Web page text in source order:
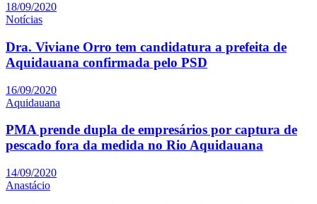
18/09/2020
Notícias
Dra. Viviane Orro tem candidatura a prefeita de
Aquidauana confirmada pelo PSD
16/09/2020
Aquidauana
PMA prende dupla de empresários por captura de
pescado fora da medida no Rio Aquidauana
14/09/2020
Anastácio